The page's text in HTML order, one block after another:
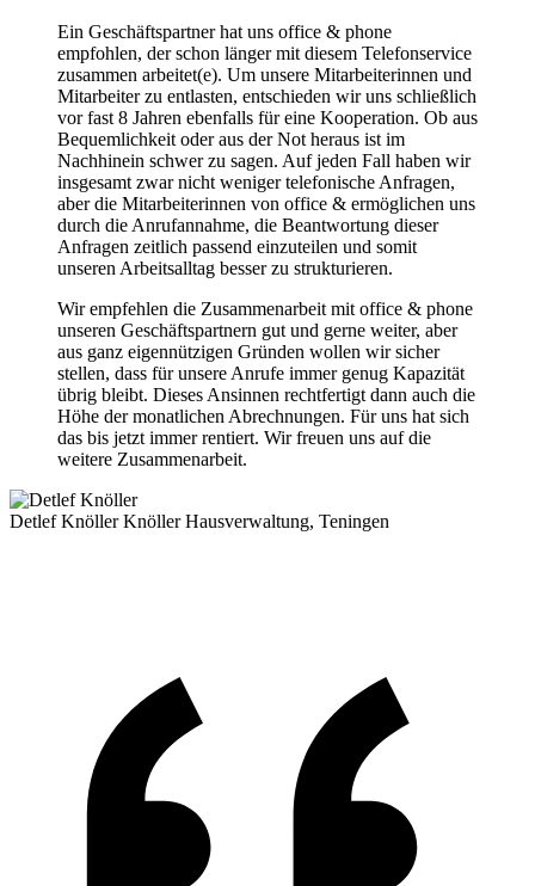
Ein Geschäftspartner hat uns office & phone
empfohlen, der schon länger mit diesem Telefonservice
zusammen arbeitet(e). Um unsere Mitarbeiterinnen und
Mitarbeiter zu entlasten, entschieden wir uns schließlich
vor fast 8 Jahren ebenfalls für eine Kooperation. Ob aus
Bequemlichkeit oder aus der Not heraus ist im
Nachhinein schwer zu sagen. Auf jeden Fall haben wir
insgesamt zwar nicht weniger telefonische Anfragen,
aber die Mitarbeiterinnen von office & ermöglichen uns
durch die Anrufannahme, die Beantwortung dieser
Anfragen zeitlich passend einzuteilen und somit
unseren Arbeitsalltag besser zu strukturieren.
Wir empfehlen die Zusammenarbeit mit office & phone
unseren Geschäftspartnern gut und gerne weiter, aber
aus ganz eigennützigen Gründen wollen wir sicher
stellen, dass für unsere Anrufe immer genug Kapazität
übrig bleibt. Dieses Ansinnen rechtfertigt dann auch die
Höhe der monatlichen Abrechnungen. Für uns hat sich
das bis jetzt immer rentiert. Wir freuen uns auf die
weitere Zusammenarbeit.
Detlef Knöller Knöller Hausverwaltung, Teningen